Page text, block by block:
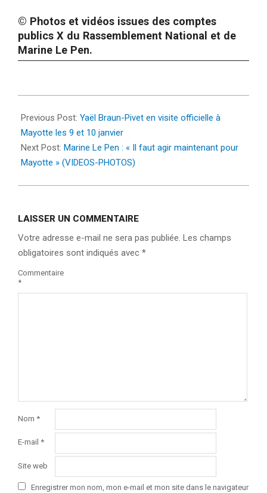
© Photos et vidéos issues des comptes
publics X du Rassemblement National et de
Marine Le Pen.
01-
08
Previous Post: Yaël Braun-Pivet en visite officielle à
Mayotte les 9 et 10 janvier
Next Post: Marine Le Pen : « Il faut agir maintenant pour
Mayotte » (VIDEOS-PHOTOS)
LAISSER UN COMMENTAIRE
Votre adresse e-mail ne sera pas publiée. Les champs
obligatoires sont indiqués avec *
Commentaire
*
Nom *
E-mail *
Site web
Enregistrer mon nom, mon e-mail et mon site dans le navigateur